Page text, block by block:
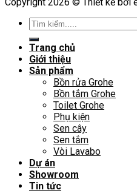
Search
for:
Trang chủ
Giới thiệu
Sản phẩm
Bồn rửa Grohe
Bồn tắm Grohe
Toilet Grohe
Phụ kiện
Sen cây
Sen tắm
Vòi Lavabo
Dự án
Showroom
Tin tức